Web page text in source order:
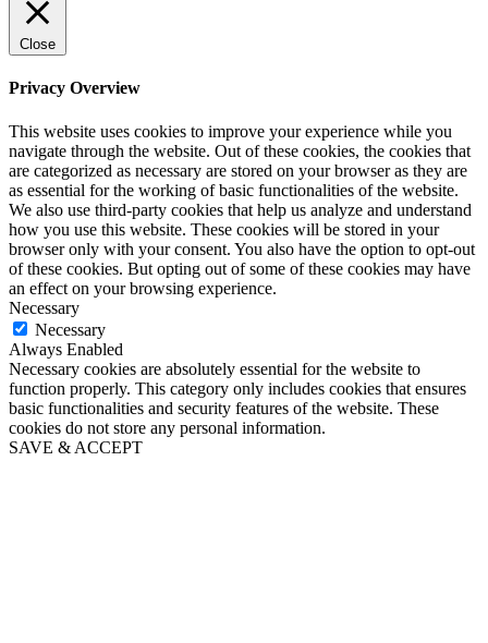
Close
Privacy Overview
This website uses cookies to improve your experience while you
navigate through the website. Out of these cookies, the cookies that
are categorized as necessary are stored on your browser as they are
as essential for the working of basic functionalities of the website.
We also use third-party cookies that help us analyze and understand
how you use this website. These cookies will be stored in your
browser only with your consent. You also have the option to opt-out
of these cookies. But opting out of some of these cookies may have
an effect on your browsing experience.
Necessary
Necessary
Always Enabled
Necessary cookies are absolutely essential for the website to
function properly. This category only includes cookies that ensures
basic functionalities and security features of the website. These
cookies do not store any personal information.
SAVE & ACCEPT